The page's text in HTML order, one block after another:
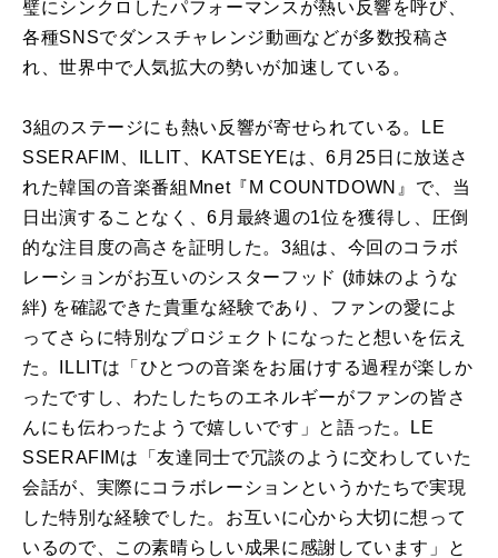
璧にシンクロしたパフォーマンスが熱い反響を呼び、
各種SNSでダンスチャレンジ動画などが多数投稿さ
れ、世界中で人気拡大の勢いが加速している。
3組のステージにも熱い反響が寄せられている。LE
SSERAFIM、ILLIT、KATSEYEは、6月25日に放送さ
れた韓国の音楽番組Mnet『M COUNTDOWN』で、当
日出演することなく、6月最終週の1位を獲得し、圧倒
的な注目度の高さを証明した。3組は、今回のコラボ
レーションがお互いのシスターフッド (姉妹のような
絆) を確認できた貴重な経験であり、ファンの愛によ
ってさらに特別なプロジェクトになったと想いを伝え
た。ILLITは「ひとつの音楽をお届けする過程が楽しか
ったですし、わたしたちのエネルギーがファンの皆さ
んにも伝わったようで嬉しいです」と語った。LE
SSERAFIMは「友達同士で冗談のように交わしていた
会話が、実際にコラボレーションというかたちで実現
した特別な経験でした。お互いに心から大切に想って
いるので、この素晴らしい成果に感謝しています」と